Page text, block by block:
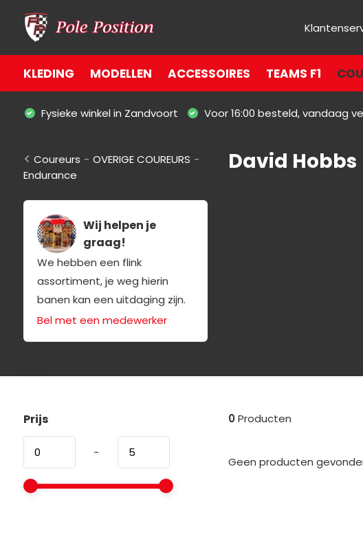
KLEDING MODELLEN ACCESSOIRES TEAMS F1
Fysieke winkel in Zandvoort Voor 16:00 besteld, vandaag
Coureurs - OVERIGE COUREURS -
Endurance
Wij helpen je
graag!
We hebben een flink
assortiment, je weg hierin
banen kan een uitdaging zijn.
Bel met een medewerker
David Hobbs
Prijs
-
0Producten
Geen producten